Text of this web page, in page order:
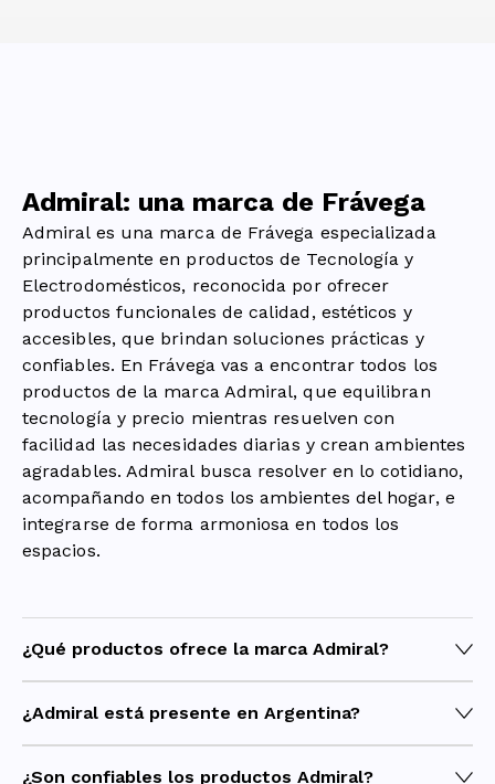
Admiral: una marca de Frávega
Admiral es una marca de Frávega especializada
principalmente en productos de Tecnología y
Electrodomésticos, reconocida por ofrecer
productos funcionales de calidad, estéticos y
accesibles, que brindan soluciones prácticas y
confiables. En Frávega vas a encontrar todos los
productos de la marca Admiral, que equilibran
tecnología y precio mientras resuelven con
facilidad las necesidades diarias y crean ambientes
agradables. Admiral busca resolver en lo cotidiano,
acompañando en todos los ambientes del hogar, e
integrarse de forma armoniosa en todos los
espacios.
¿Qué productos ofrece la marca Admiral?
Electrodomésticos, desde TV y Audio hasta Línea
Herramientas, Fitness, Muebles y productos para
¿Admiral está presente en Argentina?
todos sus productos en Frávega, tanto en
¿Son confiables los productos Admiral?